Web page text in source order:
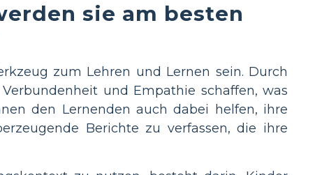
sie am besten
zum Lehren und Lernen sein. Durch
und Empathie schaffen, was
den Lernenden auch dabei helfen, ihre
Berichte zu verfassen, die ihre